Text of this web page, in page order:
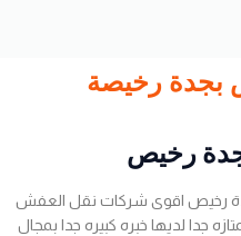
رخيصة
رخيص
رخيص اقوى شركات نقل العفش
لديها خبره كبيره جدا بمجال